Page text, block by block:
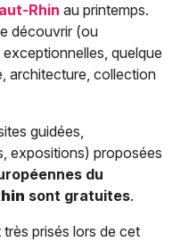
Rhin au printemps.
découvrir (ou
quelque
architecture, collection
guidées,
expositions) proposées
du
sont gratuites.
prisés lors de cet